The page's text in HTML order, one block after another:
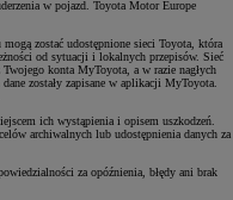
w pojazd. Toyota Motor Europe
zostać udostępnione sieci Toyota, która
od sytuacji i lokalnych przepisów. Sieć
konta MyToyota, a w razie nagłych
zostały zapisane w aplikacji MyToyota.
ich wystąpienia i opisem uszkodzeń.
archiwalnych lub udostępnienia danych za
za opóźnienia, błędy ani brak